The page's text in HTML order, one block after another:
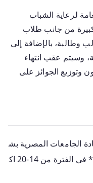
لرعاية الشباب
من جانب طلاب
حيث شارك به أكثر 2000 طالب وطالبة، بالإضافة إلى
وسيتم عقب انتهاء
وتوزيع الجوائز على
الجامعات المصرية بش
رم الشيخ ..ضمن فعاليات مبادرة بداية* فى الفترة من 14-20 اك